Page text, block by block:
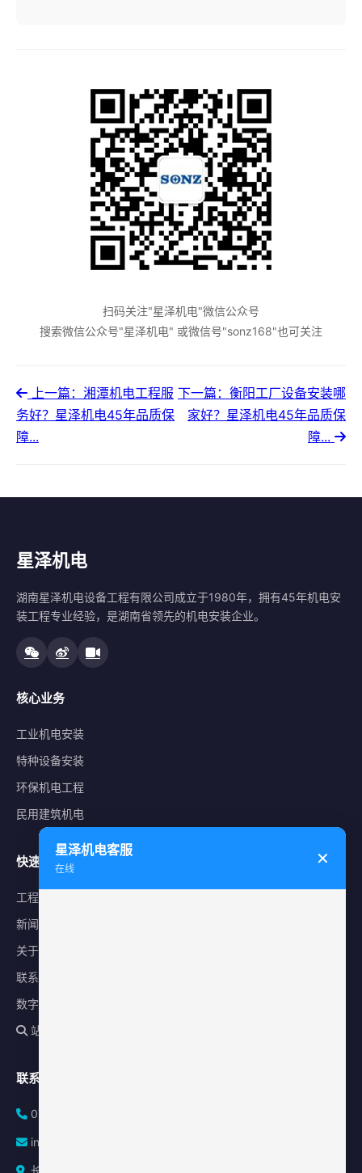
扫码关注"星泽机电"微信公众号
搜索微信公众号"星泽机电" 或微信号"sonz168"也可关注
上一篇：湘潭机电工程服
务好？星泽机电45年品质保
障...
下一篇：衡阳工厂设备安装哪
家好？星泽机电45年品质保
障...
星泽机电
湖南星泽机电设备工程有限公司成立于1980年，拥有45年机电安
装工程专业经验，是湖南省领先的机电安装企业。
核心业务
工业机电安装
特种设备安装
环保机电工程
民用建筑机电
快速导航
工程案例
新闻中心
关于星泽
联系我们
数字化平台
站内搜索
联系方式
0731-84010225
info@sonz.cn
星泽机电客服
在线
✕